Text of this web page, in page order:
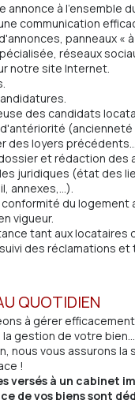
annonce à l'ensemble
communication
panneaux «
réseaux
notre site Internet.
des candidats
(ancienneté
des loyers
et rédaction des
juridiques (état des
annexes,…).
du logement
vigueur.
tant aux locataires
des réclamations et
QUOTIDIEN
à gérer
gestion de votre
nous vous assurons la
!
versés à un cabinet
de vos biens sont